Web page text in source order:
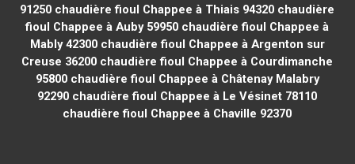
91250 chaudière fioul Chappee à Thiais 94320 chaudière
fioul Chappee à Auby 59950 chaudière fioul Chappee à
Mably 42300chaudière fioul Chappee à Argenton sur
Creuse 36200 chaudière fioul Chappee à Courdimanche
95800chaudière fioul Chappee à Châtenay Malabry
92290 chaudière fioul Chappee à Le Vésinet 78110
chaudière fioul Chappee à Chaville 92370